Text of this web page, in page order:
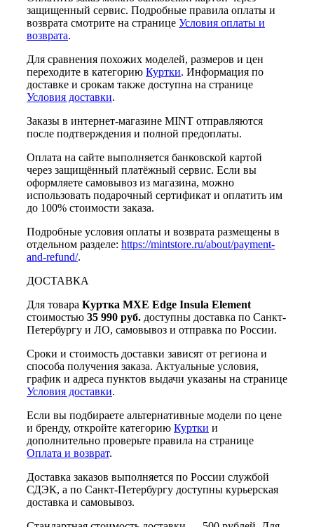
защищенный сервис. Подробные правила оплаты и
возврата смотрите на странице Условия оплаты и
возврата.
Для сравнения похожих моделей, размеров и цен
переходите в категорию Куртки. Информация по
доставке и срокам также доступна на странице
Условия доставки.
Заказы в интернет-магазине MINT отправляются
после подтверждения и полной предоплаты.
Оплата на сайте выполняется банковской картой
через защищённый платёжный сервис. Если вы
оформляете самовывоз из магазина, можно
использовать подарочный сертификат и оплатить им
до 100% стоимости заказа.
Подробные условия оплаты и возврата размещены в
отдельном разделе: https://mintstore.ru/about/payment-
and-refund/.
ДОСТАВКА
Для товара Куртка MXE Edge Insula Element
стоимостью 35 990 руб. доступны доставка по Санкт-
Петербургу и ЛО, самовывоз и отправка по России.
Сроки и стоимость доставки зависят от региона и
способа получения заказа. Актуальные условия,
график и адреса пунктов выдачи указаны на странице
Условия доставки.
Если вы подбираете альтернативные модели по цене
и бренду, откройте категорию Куртки и
дополнительно проверьте правила на странице
Оплата и возврат.
Доставка заказов выполняется по России службой
СДЭК, а по Санкт-Петербургу доступны курьерская
доставка и самовывоз.